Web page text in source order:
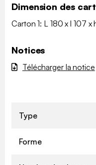
Dimension des
Carton 1: L 180 x l 107 x
Notices
Télécharger la notice
Type
Forme